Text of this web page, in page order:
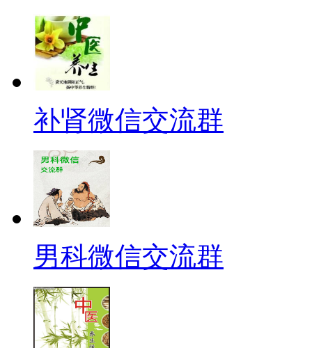
补肾微信交流群
男科微信交流群